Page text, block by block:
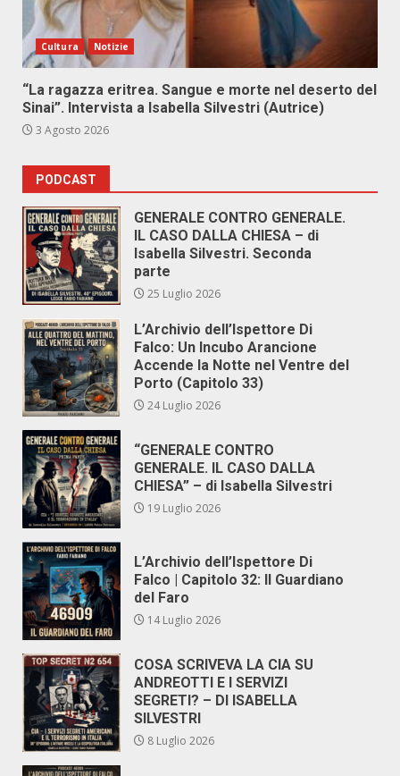
Cultura Notizie
“La ragazza eritrea. Sangue e morte nel deserto del
Sinai”. Intervista a Isabella Silvestri (Autrice)
3 Agosto 2026
PODCAST
GENERALE CONTRO GENERALE.
IL CASO DALLA CHIESA – di
Isabella Silvestri. Seconda
parte
25 Luglio 2026
L’Archivio dell’Ispettore Di
Falco: Un Incubo Arancione
Accende la Notte nel Ventre del
Porto (Capitolo 33)
24 Luglio 2026
“GENERALE CONTRO
GENERALE. IL CASO DALLA
CHIESA” – di Isabella Silvestri
19 Luglio 2026
L’Archivio dell’Ispettore Di
Falco | Capitolo 32: Il Guardiano
del Faro
14 Luglio 2026
COSA SCRIVEVA LA CIA SU
ANDREOTTI E I SERVIZI
SEGRETI? – DI ISABELLA
SILVESTRI
8 Luglio 2026